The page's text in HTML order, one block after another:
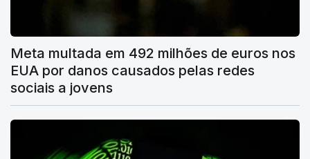
Meta multada em 492 milhões de euros nos
EUA por danos causados pelas redes
sociais a jovens